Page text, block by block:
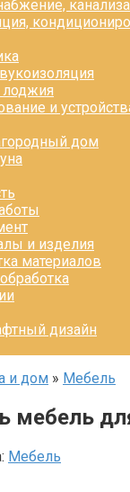
лоджия
и
дом
и изделия
материалов
дизайн
и дом » Мебель
мебель
Мебель